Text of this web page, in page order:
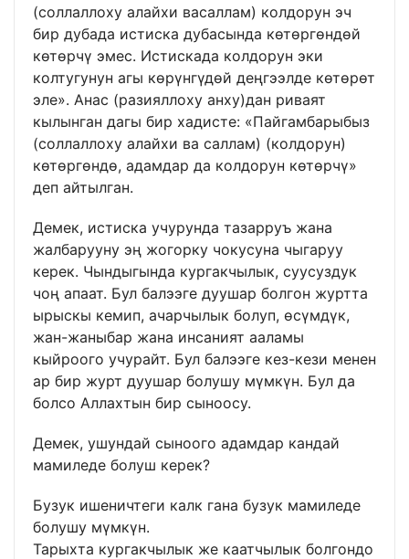
(соллаллоху алайхи васаллам) колдорун эч
бир дубада истиска дубасында көтөргөндөй
көтөрчү эмес. Истискада колдорун эки
колтугунун агы көрүнгүдөй деңгээлде көтөрөт
эле». Анас (разияллоху анху)дан риваят
кылынган дагы бир хадисте: «Пайгамбарыбыз
(соллаллоху алайхи ва саллам) (колдорун)
көтөргөндө, адамдар да колдорун көтөрчү»
деп айтылган.
Демек, истиска учурунда тазарруъ жана
жалбарууну эң жогорку чокусуна чыгаруу
керек. Чындыгында кургакчылык, суусуздук
чоң апаат. Бул балээге дуушар болгон журтта
ырыскы кемип, ачарчылык болуп, өсүмдүк,
жан-жаныбар жана инсаният ааламы
кыйроого учурайт. Бул балээге кез-кези менен
ар бир журт дуушар болушу мүмкүн. Бул да
болсо Аллахтын бир сыноосу.
Демек, ушундай сыноого адамдар кандай
мамиледе болуш керек?
Бузук ишеничтеги калк гана бузук мамиледе
болушу мүмкүн.
Тарыхта кургакчылык же каатчылык болгондо